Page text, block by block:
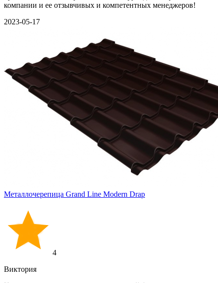
компании и ее отзывчивых и компетентных менеджеров!
2023-05-17
Металлочерепица Grand Line Modern Drap
4
Виктория